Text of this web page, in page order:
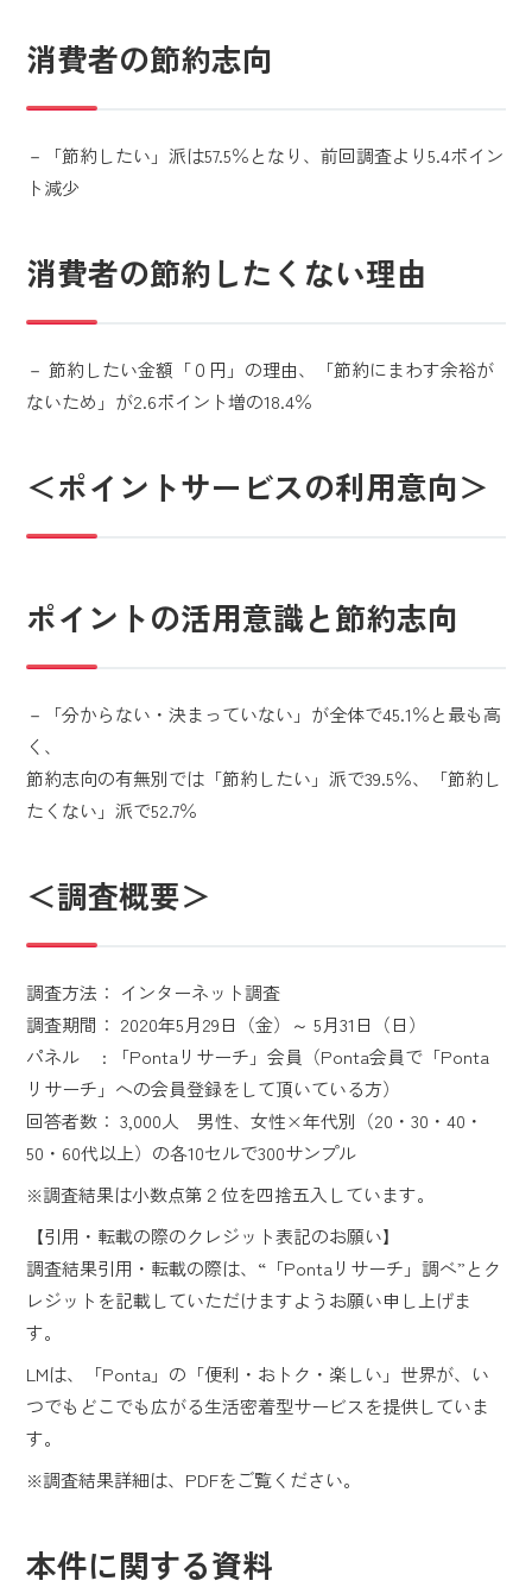
消費者の節約志向
－「節約したい」派は57.5％となり、前回調査より5.4ポイン
ト減少
消費者の節約したくない理由
－ 節約したい金額「０円」の理由、「節約にまわす余裕が
ないため」が2.6ポイント増の18.4％
＜ポイントサービスの利用意向＞
ポイントの活用意識と節約志向
－「分からない・決まっていない」が全体で45.1％と最も高
く、
節約志向の有無別では「節約したい」派で39.5％、「節約し
たくない」派で52.7％
＜調査概要＞
調査方法： インターネット調査
調査期間： 2020年5月29日（金）～ 5月31日（日）
パネル : 「Pontaリサーチ」会員（Ponta会員で「Ponta
リサーチ」への会員登録をして頂いている方）
回答者数： 3,000人 男性、女性×年代別（20・30・40・
50・60代以上）の各10セルで300サンプル
※調査結果は小数点第２位を四捨五入しています。
【引用・転載の際のクレジット表記のお願い】
調査結果引用・転載の際は、“「Pontaリサーチ」調べ”とク
レジットを記載していただけますようお願い申し上げま
す。
LMは、「Ponta」の「便利・おトク・楽しい」世界が、い
つでもどこでも広がる生活密着型サービスを提供していま
す。
※調査結果詳細は、PDFをご覧ください。
本件に関する資料